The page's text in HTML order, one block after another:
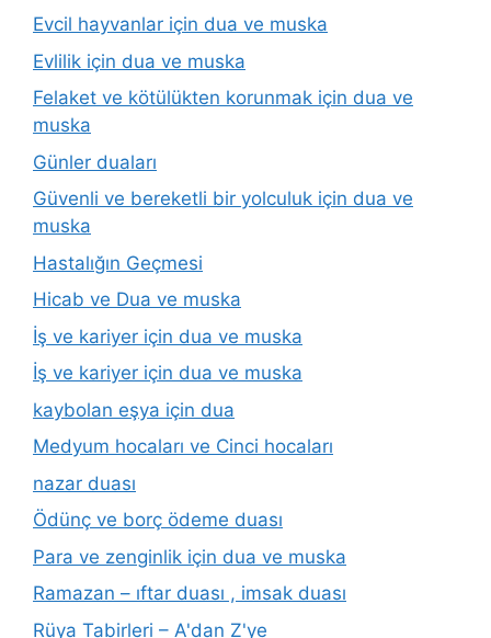
Evcil hayvanlar için dua ve muska
Evlilik için dua ve muska
Felaket ve kötülükten korunmak için dua ve
muska
Günler duaları
Güvenli ve bereketli bir yolculuk için dua ve
muska
Hastalığın Geçmesi
Hicab ve Dua ve muska
İş ve kariyer için dua ve muska
İş ve kariyer için dua ve muska
kaybolan eşya için dua
Medyum hocaları ve Cinci hocaları
nazar duası
Ödünç ve borç ödeme duası
Para ve zenginlik için dua ve muska
Ramazan – ıftar duası , imsak duası
Rüya Tabirleri – A'dan Z'ye